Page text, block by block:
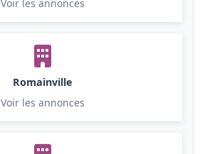
Voir les annonces
Romainville
Voir les annonces